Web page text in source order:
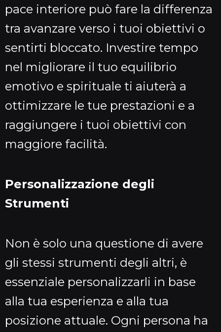
pace interiore può fare la differenza
tra avanzare verso i tuoi obiettivi o
sentirti bloccato. Investire tempo
nel migliorare il tuo equilibrio
emotivo e spirituale ti aiuterà a
ottimizzare le tue prestazioni e a
raggiungere i tuoi obiettivi con
maggiore facilità.
Personalizzazione degli
Strumenti
Non è solo una questione di avere
gli stessi strumenti degli altri, è
essenziale personalizzarli in base
alla tua esperienza e alla tua
posizione attuale. Ogni persona ha